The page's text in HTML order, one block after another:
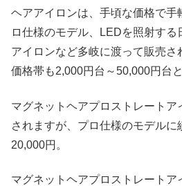
ヘアアイロンは、手頃な価格で手
ロ仕様のモデル、LEDを照射す
アイロンなど多岐に渡って販売さ
価格帯も2,000円台～50,000円台
マグネットヘアプロストレート
されますが、プロ仕様のモデルに
20,000円。
マグネットヘアプロストレートア